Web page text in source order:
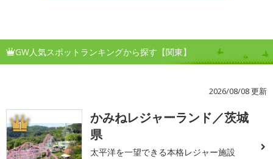
GW人気スポットランキングから探す【関東】
2026/08/08 更新
1
かみねレジャーランド／茨城
県
太平洋を一望できる本格レジャー施設